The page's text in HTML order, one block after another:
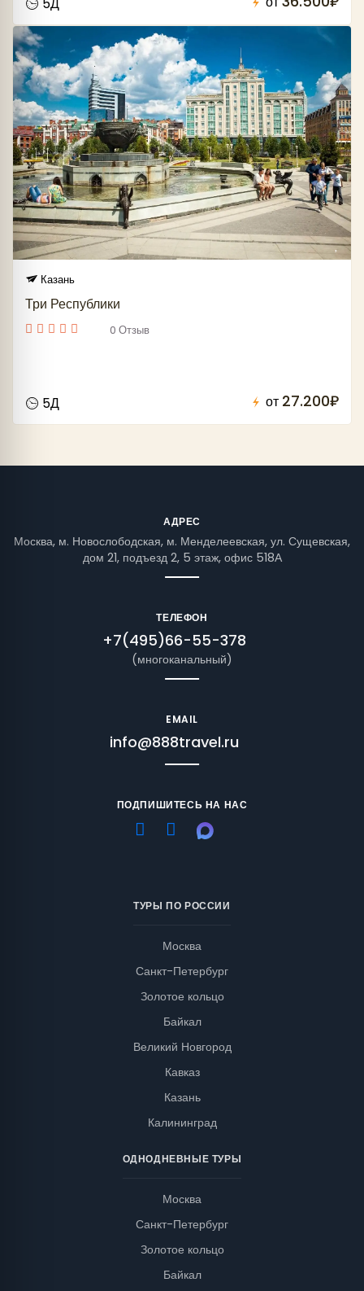
Казань
Три Республики
0 Отзыв
5Д от 27.200₽
АДРЕС
Москва, м. Новослободская, м. Менделеевская, ул. Сущевская,
дом 21, подъезд 2, 5 этаж, офис 518А
ТЕЛЕФОН
+7(495)66-55-378
(многоканальный)
EMAIL
info@888travel.ru
ПОДПИШИТЕСЬ НА НАС
ТУРЫ ПО РОССИИ
Москва
Санкт-Петербург
Золотое кольцо
Байкал
Великий Новгород
Кавказ
Казань
Калининград
ОДНОДНЕВНЫЕ ТУРЫ
Москва
Санкт-Петербург
Золотое кольцо
Байкал